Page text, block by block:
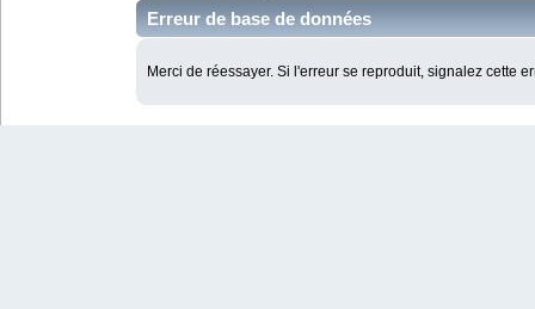
Erreur de base de données
Merci de réessayer. Si l'erreur se reproduit, signalez cette